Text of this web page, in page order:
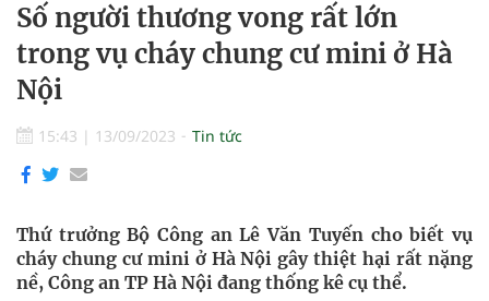
Số người thương vong rất lớn
trong vụ cháy chung cư mini ở Hà
Nội
15:43 | 13/09/2023 Tin tức
Thứ trưởng Bộ Công an Lê Văn Tuyến cho biết vụ
cháy chung cư mini ở Hà Nội gây thiệt hại rất nặng
nề, Công an TP Hà Nội đang thống kê cụ thể.